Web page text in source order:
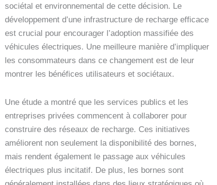
sociétal et environnemental de cette décision. Le
développement d’une infrastructure de recharge efficace
est crucial pour encourager l’adoption massifiée des
véhicules électriques. Une meilleure manière d’impliquer
les consommateurs dans ce changement est de leur
montrer les bénéfices utilisateurs et sociétaux.
Une étude a montré que les services publics et les
entreprises privées commencent à collaborer pour
construire des réseaux de recharge. Ces initiatives
améliorent non seulement la disponibilité des bornes,
mais rendent également le passage aux véhicules
électriques plus incitatif. De plus, les bornes sont